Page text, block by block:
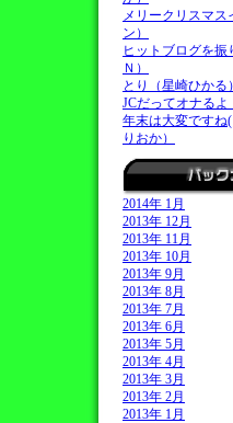
メリークリスマ
ン）
ヒットブログを
Ｎ）
とり（星崎ひかる）
JCだってオナる
年末は大変です
りおか）
2014年 1月
2013年 12月
2013年 11月
2013年 10月
2013年 9月
2013年 8月
2013年 7月
2013年 6月
2013年 5月
2013年 4月
2013年 3月
2013年 2月
2013年 1月